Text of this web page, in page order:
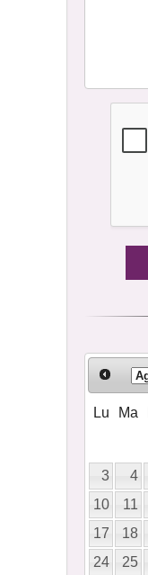
Lu Ma
3
4
10
11
17
18
24
25